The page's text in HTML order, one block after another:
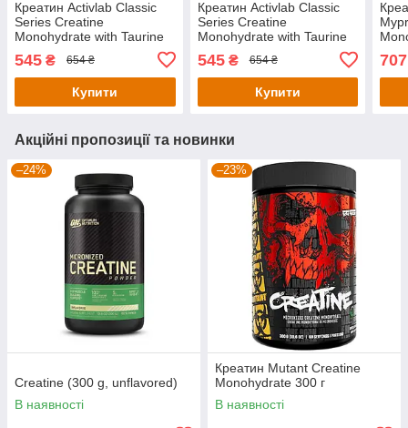
Креатин Activlab Classic
Series Creatine
Monohydrate with Taurine
545 ₴ 654 ₴
Купити
Креатин Activlab Classic
Series Creatine
Monohydrate with Taurine
545₴ 654 ₴
Купити
707
Акційні пропозиції та новинки
–24%
Creatine (300 g, unflavored)
В наявності
–23%
Креатин Mutant Creatine
Monohydrate 300 г
В наявності